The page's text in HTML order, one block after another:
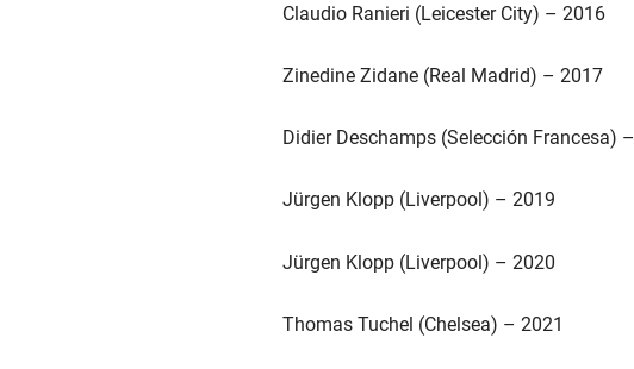
Claudio Ranieri (Leicester City) – 2016
Zinedine Zidane (Real Madrid) – 2017
Didier Deschamps (Selección Francesa)
Jürgen Klopp (Liverpool) – 2019
Jürgen Klopp (Liverpool) – 2020
Thomas Tuchel (Chelsea) – 2021